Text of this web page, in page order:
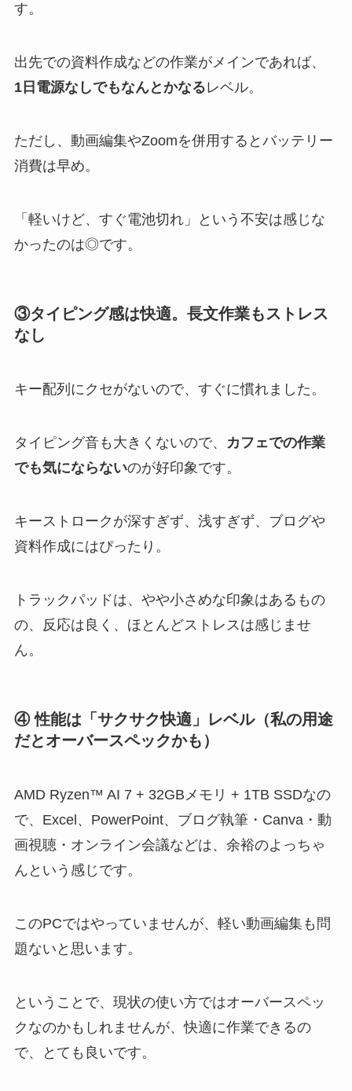
す。
出先での資料作成などの作業がメインであれば、
1日電源なしでもなんとかなるレベル。
ただし、動画編集やZoomを併用するとバッテリー
消費は早め。
「軽いけど、すぐ電池切れ」という不安は感じな
かったのは◎です。
③タイピング感は快適。長文作業もストレス
なし
キー配列にクセがないので、すぐに慣れました。
タイピング音も大きくないので、
カフェでの作業
でも気にならないのが好印象です。
キーストロークが深すぎず、浅すぎず、ブログや
資料作成にはぴったり。
トラックパッドは、やや小さめな印象はあるもの
の、反応は良く、ほとんどストレスは感じませ
ん。
④ 性能は「サクサク快適」レベル（私の用途
だとオーバースペックかも）
AMD Ryzen™ AI 7 + 32GBメモリ + 1TB SSDなの
で、Excel、PowerPoint、ブログ執筆・Canva・動
画視聴・オンライン会議などは、余裕のよっちゃ
んという感じです。
このPCではやっていませんが、軽い動画編集も問
題ないと思います。
ということで、現状の使い方ではオーバースペッ
クなのかもしれませんが、快適に作業できるの
で、とても良いです。